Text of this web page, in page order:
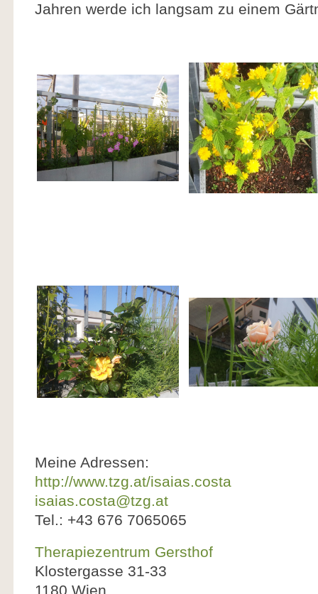
Jahren werde ich langsam zu einem
Meine Adressen:
http://www.tzg.at/isaias.costa
isaias.costa@tzg.at
Tel.: +43 676 7065065
Therapiezentrum Gersthof
Klostergasse 31-33
1180 Wien